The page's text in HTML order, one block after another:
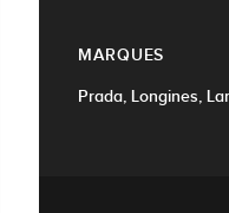
MARQUES
Prada, Longines,